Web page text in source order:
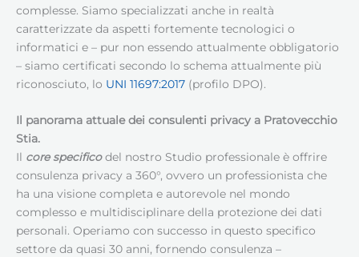
complesse. Siamo specializzati anche in realtà
caratterizzate da aspetti fortemente tecnologici o
informatici e – pur non essendo attualmente obbligatorio
– siamo certificati secondo lo schema attualmente più
riconosciuto, lo UNI 11697:2017 (profilo DPO).
Il panorama attuale dei consulenti privacy a Pratovecchio
Stia.
Il core specificodel nostro Studio professionale è offrire
consulenza privacy a 360°, ovvero un professionista che
ha una visione completa e autorevole nel mondo
complesso e multidisciplinare della protezione dei dati
personali. Operiamo con successo in questo specifico
settore da quasi 30 anni, fornendo consulenza –